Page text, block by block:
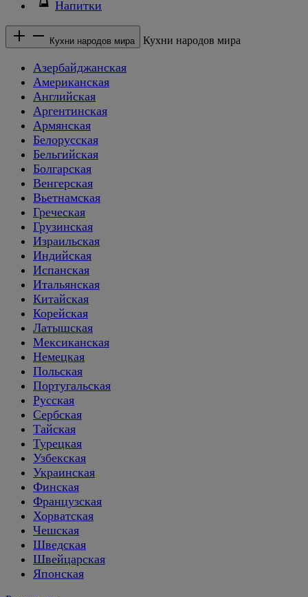
Напитки
Кухни народов мира Кухни народов мира
Азербайджанская
Американская
Английская
Аргентинская
Армянская
Белорусская
Бельгийская
Болгарская
Венгерская
Вьетнамская
Греческая
Грузинская
Израильская
Индийская
Испанская
Итальянская
Китайская
Корейская
Латышская
Мексиканская
Немецкая
Польская
Португальская
Русская
Сербская
Тайская
Турецкая
Узбекская
Украинская
Финская
Французская
Хорватская
Чешская
Шведская
Швейцарская
Японская